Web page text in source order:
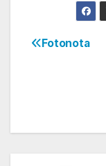
Fotonota